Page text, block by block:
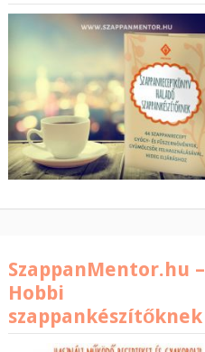
SzappanMentor.hu –
Hobbi
szappankészítőknek